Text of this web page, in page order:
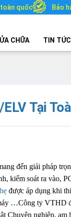
quốc Bảo
CHỮA TIN TỨC
Tại
đến giải pháp
kiểm soát ra vào,
được áp dụng khi
…Công ty VTHD
Chuyên nghiệp, am